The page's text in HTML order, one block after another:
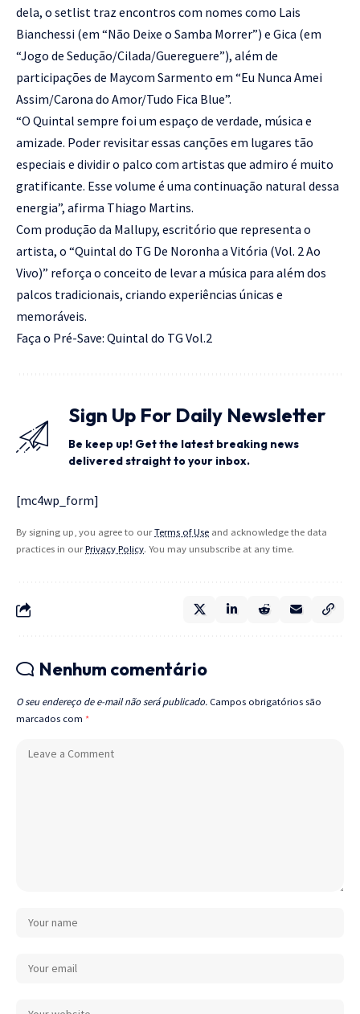
dela, o setlist traz encontros com nomes como Lais
Bianchessi (em “Não Deixe o Samba Morrer”) e Gica (em
“Jogo de Sedução/Cilada/Guereguere”), além de
participações de Maycom Sarmento em “Eu Nunca Amei
Assim/Carona do Amor/Tudo Fica Blue”.
“O Quintal sempre foi um espaço de verdade, música e
amizade. Poder revisitar essas canções em lugares tão
especiais e dividir o palco com artistas que admiro é muito
gratificante. Esse volume é uma continuação natural dessa
energia”, afirma Thiago Martins.
Com produção da Mallupy, escritório que representa o
artista, o “Quintal do TG De Noronha a Vitória (Vol. 2 Ao
Vivo)” reforça o conceito de levar a música para além dos
palcos tradicionais, criando experiências únicas e
memoráveis.
Faça o Pré-Save: Quintal do TG Vol.2
Sign Up For Daily Newsletter
Be keep up! Get the latest breaking news
delivered straight to your inbox.
[mc4wp_form]
By signing up, you agree to ourTerms of Use and acknowledge the data
practices in ourPrivacy Policy. You may unsubscribe at any time.
Nenhum comentário
O seu endereço de e-mail não será publicado. Campos obrigatórios são
marcados com *